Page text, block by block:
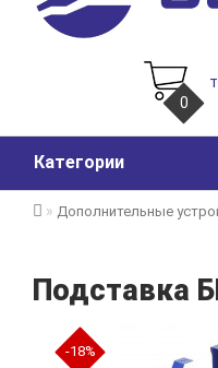
0
Категории
Дополнительные
Подставка
-18%